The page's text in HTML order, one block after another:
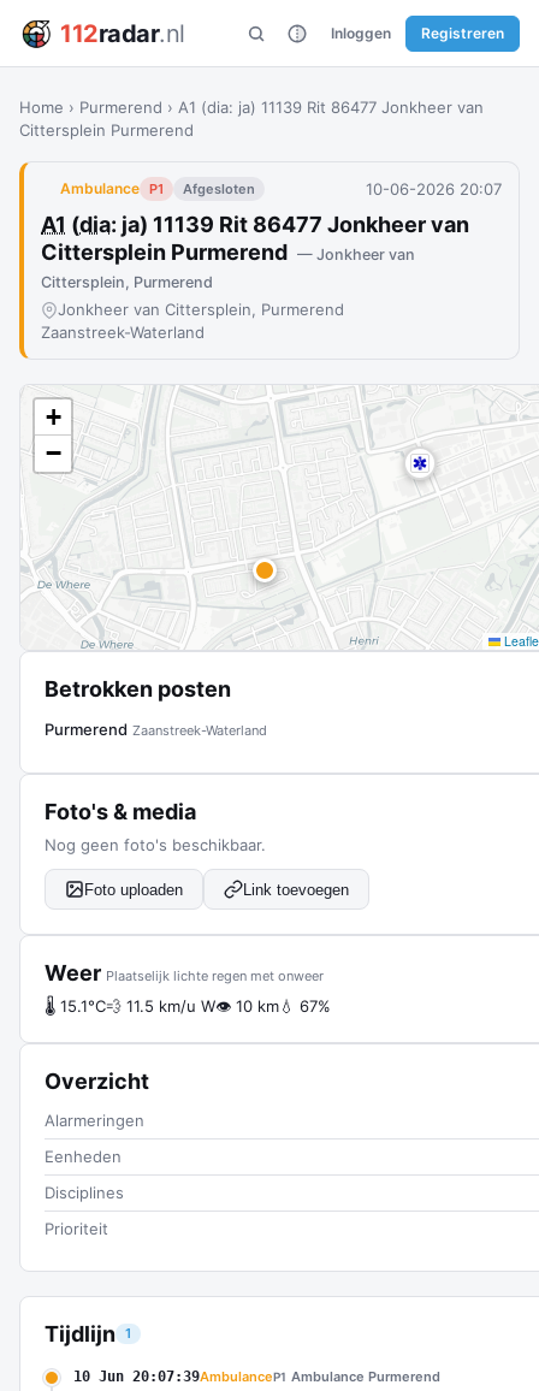
112radar.nl Inloggen Registreren
Home › Purmerend › A1 (dia: ja) 11139 Rit 86477 Jonkheer van
Cittersplein Purmerend
Ambulance P1 Afgesloten 10-06-2026 20:07
A1 (dia: ja) 11139 Rit 86477 Jonkheer van
Cittersplein Purmerend — Jonkheer van
Cittersplein, Purmerend
Jonkheer van Cittersplein, Purmerend
Zaanstreek-Waterland
Tijdlijn 1
10 Jun 20:07:39AmbulanceP1 Ambulance Purmerend
+
−
Betrokken posten
Purmerend Zaanstreek-Waterland
Foto's & media
Nog geen foto's beschikbaar.
Foto uploaden Link toevoegen
Weer Plaatselijk lichte regen met onweer
🌡 15.1°C💨 11.5 km/u W👁 10 km💧 67%
Overzicht
Alarmeringen
Eenheden
Disciplines
Prioriteit